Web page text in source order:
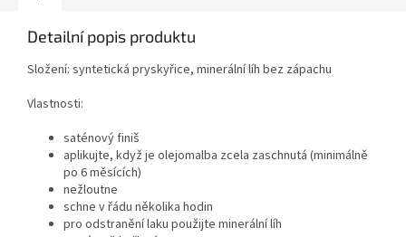
Detailní popis produktu
Složení: syntetická pryskyřice, minerální líh bez zápachu
Vlastnosti:
saténový finiš
aplikujte, když je olejomalba zcela zaschnutá (minimálně
po 6 měsících)
nežloutne
schne v řádu několika hodin
pro odstranění laku použijte minerální líh